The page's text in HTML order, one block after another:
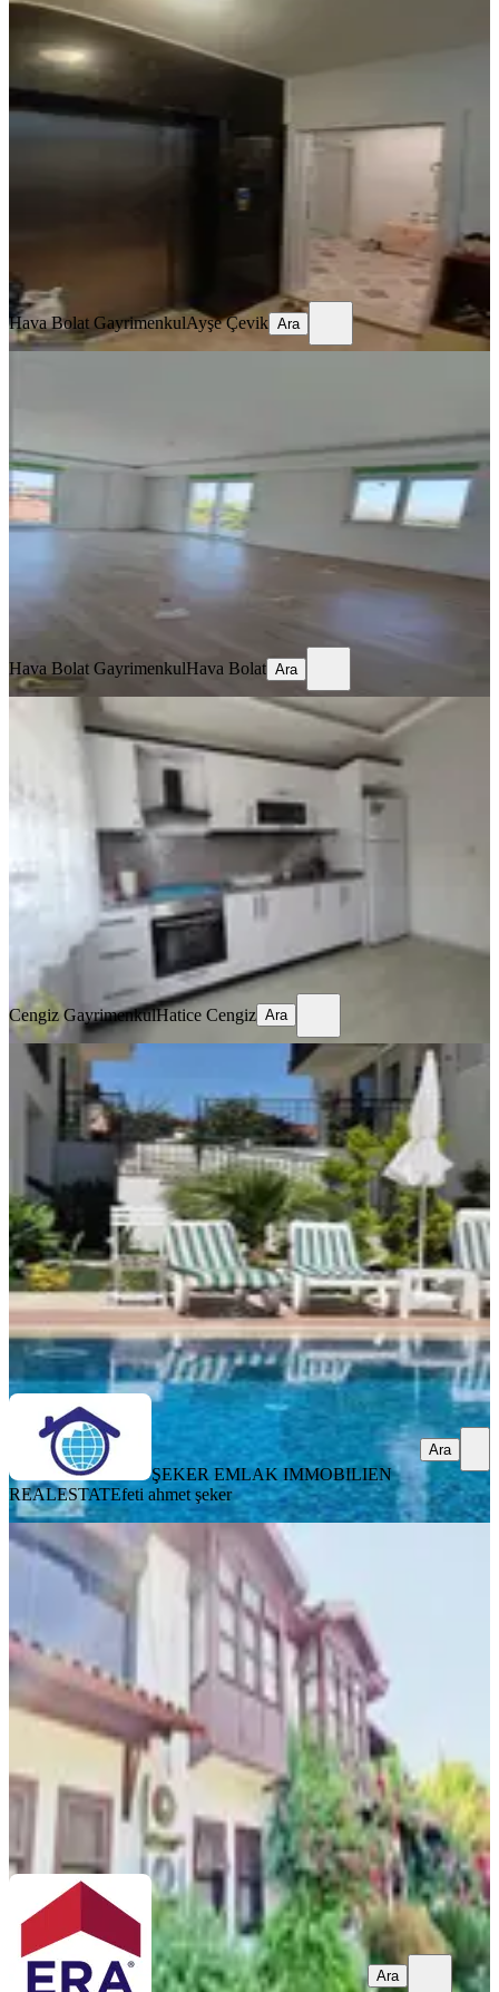
Bu Fırsat Kaçmaz Evim Evime
Krediye Uygun 2+1 Kasaplarda
Satılık
Düz Giriş (Zemin)
Ara
Hava Bolat GayrimenkulAyşe Çevik Ara
Manavgat, Sarılar Mahallesi
230 m²·3. Kat 06.08.2026
6.550.000 ₺
Hava Bolat
Hava Bolat GayrimenkulHava Bolat Ara
Manavgat Sarılar Mahallesi Çağlayan
Caddesi'nde Ana Cadde Cephel
Manavgat, Sarılar Mahallesi
3+1·120 m²·3. Kat·05.08.2026
5.500.000 ₺
Cengiz Gayrimenkul Hatice Cengiz
Cengiz GayrimenkulHatice Cengiz Ara
YENİ
Sarılar Mah Asansörlü,havuzlu
Satılık 3+1 Dublex Daire
Manavgat, Sarılar Mahallesi
3+1·180 m² ·3. Kat·05.08.2026
8.000.000 ₺
ŞEKER EMLAK IMMOBILIEN REALESTATEfeti ahmet şeker
ŞEKER EMLAK IMMOBILIEN
REALESTATEfeti ahmet şeker
Ara
YENİ
Manavgat' Aksaz 'da Bizimköy Tatil
Sitesindeki Dubleks Villa...
Manavgat, Doğançam Mahallesi
05.08.2026
9.900.000 ₺
Era MaximumHüseyin Şimşek
Ara